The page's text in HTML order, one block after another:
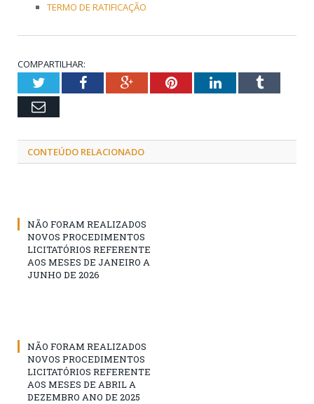
TERMO DE RATIFICAÇÃO
COMPARTILHAR:
TwitterFacebookGoogle+PinterestLinkedInTumblr
Email
CONTEÚDO RELACIONADO
NÃO FORAM REALIZADOS
NOVOS PROCEDIMENTOS
LICITATÓRIOS REFERENTE
AOS MESES DE JANEIRO A
JUNHO DE 2026
NÃO FORAM REALIZADOS
NOVOS PROCEDIMENTOS
LICITATÓRIOS REFERENTE
AOS MESES DE ABRIL A
DEZEMBRO ANO DE 2025